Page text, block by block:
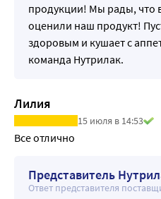
продукции! Мы рады, что
оценили наш продукт!
здоровым и кушает с
команда Нутрилак.
Лилия
15 июля в 14:53
Все отлично
Представитель
Ответ представителя